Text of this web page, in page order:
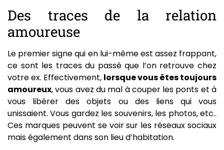
Des traces de la relation
amoureuse
Le premier signe qui en lui-même est assez frappant,
ce sont les traces du passé que l’on retrouve chez
votre ex. Effectivement, lorsque vous êtes toujours
amoureux, vous avez du mal à couper les ponts et à
vous libérer des objets ou des liens qui vous
unissaient. Vous gardez les souvenirs, les photos, etc..
Ces marques peuvent se voir sur les réseaux sociaux
mais également dans son lieu d’habitation.